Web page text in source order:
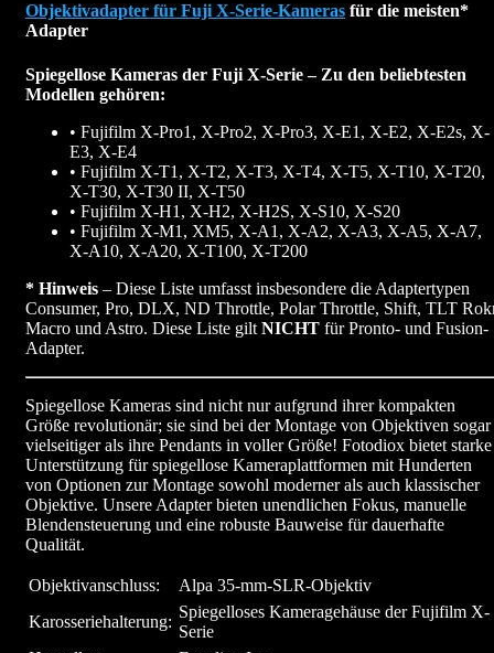
Objektivadapter für Fuji X-Serie-Kameras für die meisten*
Adapter
Spiegellose Kameras der Fuji X-Serie – Zu den beliebtesten
Modellen gehören:
• Fujifilm X-Pro1, X-Pro2, X-Pro3, X-E1, X-E2, X-E2s, X-
E3, X-E4
• Fujifilm X-T1, X-T2, X-T3, X-T4, X-T5, X-T10, X-T20,
X-T30, X-T30 II, X-T50
• Fujifilm X-H1, X-H2, X-H2S, X-S10, X-S20
• Fujifilm X-M1, XM5, X-A1, X-A2, X-A3, X-A5, X-A7,
X-A10, X-A20, X-T100, X-T200
* Hinweis – Diese Liste umfasst insbesondere die Adaptertypen
Consumer, Pro, DLX, ND Throttle, Polar Throttle, Shift, TLT
Macro und Astro. Diese Liste gilt NICHT für Pronto- und Fusion-
Adapter.
Spiegellose Kameras sind nicht nur aufgrund ihrer kompakten
Größe revolutionär; sie sind bei der Montage von Objektiven sogar
vielseitiger als ihre Pendants in voller Größe! Fotodiox bietet starke
Unterstützung für spiegellose Kameraplattformen mit Hunderten
von Optionen zur Montage sowohl moderner als auch klassischer
Objektive. Unsere Adapter bieten unendlichen Fokus, manuelle
Blendensteuerung und eine robuste Bauweise für dauerhafte
Qualität.
Objektivanschluss:
Alpa 35-mm-SLR-Objektiv
Karosseriehalterung:
Spiegelloses Kameragehäuse der Fujifilm X-
Serie